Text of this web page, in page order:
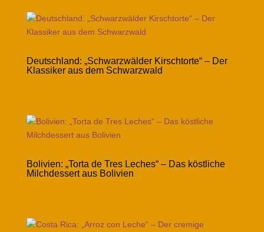
Deutschland: „Schwarzwälder Kirschtorte“ – Der
Klassiker aus dem Schwarzwald
Bolivien: „Torta de Tres Leches“ – Das köstliche
Milchdessert aus Bolivien